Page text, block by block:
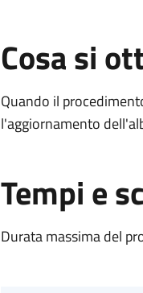
Cosa si
Quando il
l'aggiornamento
Tempi e
Durata massima del